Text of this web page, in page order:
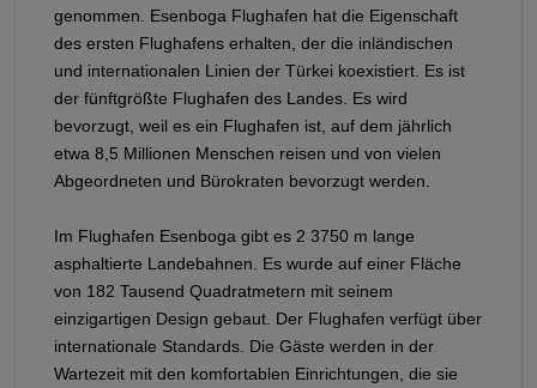
genommen. Esenboga Flughafen hat die Eigenschaft
des ersten Flughafens erhalten, der die inländischen
und internationalen Linien der Türkei koexistiert. Es ist
der fünftgrößte Flughafen des Landes. Es wird
bevorzugt, weil es ein Flughafen ist, auf dem jährlich
etwa 8,5 Millionen Menschen reisen und von vielen
Abgeordneten und Bürokraten bevorzugt werden.
Im Flughafen Esenboga gibt es 2 3750 m lange
asphaltierte Landebahnen. Es wurde auf einer Fläche
von 182 Tausend Quadratmetern mit seinem
einzigartigen Design gebaut. Der Flughafen verfügt über
internationale Standards. Die Gäste werden in der
Wartezeit mit den komfortablen Einrichtungen, die sie